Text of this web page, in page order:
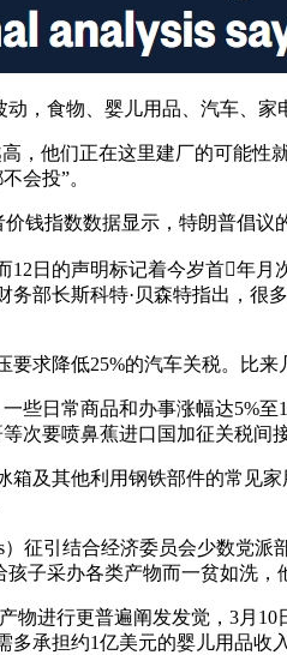
食物、婴儿用品、汽车、家
他们正在这里建厂的可能性
会投”。
指数数据显示，特朗普倡议
的声明标记着今岁首年月
部长斯科特·贝森特指出，
降低25%的汽车关税。比来
日常商品和办事涨幅达5%至
次要喷鼻蕉进口国加征关税间接
其他利用钢铁部件的常见
引结合经济委员会少数党派
子采办各类产物而一贫如洗，
进行更普遍阐发发觉，3月10
承担约1亿美元的婴儿用品收入